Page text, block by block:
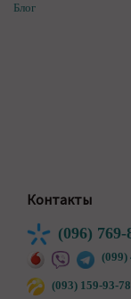
Блог
Контакты
(096) 769-
(099)
(093) 159-93-78